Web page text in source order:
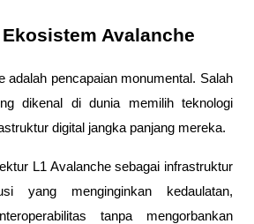
Avalanche
adalah pencapaian monumental. Salah
dikenal di dunia memilih teknologi
digital jangka panjang mereka.
L1 Avalanche sebagai infrastruktur
yang menginginkan kedaulatan,
tanpa mengorbankan